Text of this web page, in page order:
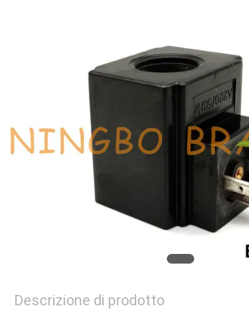
POLITICA
PRIVACY
Descrizione di prodotto